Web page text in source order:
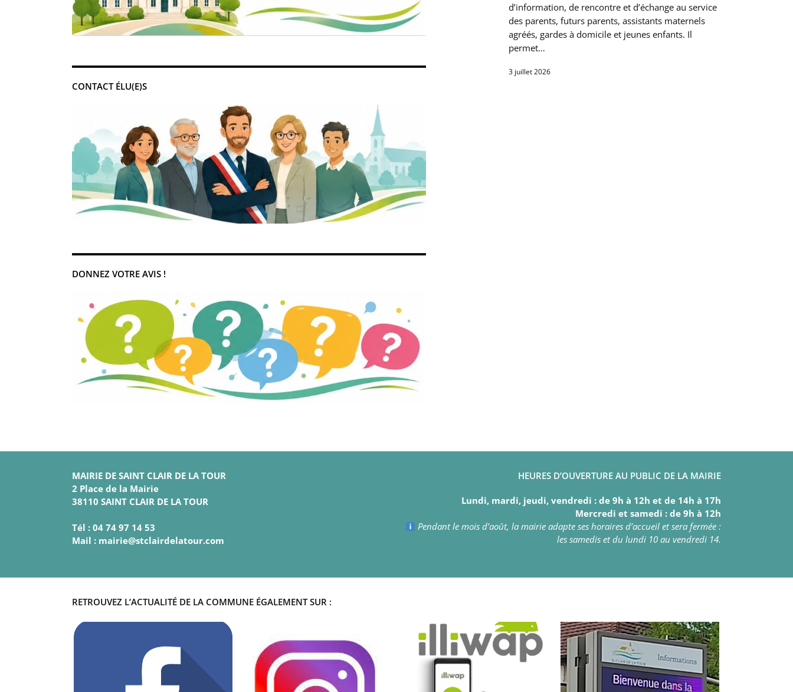
CONTACT ÉLU(E)S
DONNEZ VOTRE AVIS !
d’information, de rencontre et d’échange au service
des parents, futurs parents, assistants maternels
agréés, gardes à domicile et jeunes enfants. Il
permet…
3 juillet 2026
MAIRIE DE SAINT CLAIR DE LA TOUR
2 Place de la Mairie
38110 SAINT CLAIR DE LA TOUR
Tél : 04 74 97 14 53
Mail : mairie@stclairdelatour.com
HEURES D’OUVERTURE AU PUBLIC DE LA MAIRIE
Lundi, mardi, jeudi, vendredi : de 9h à 12h et de 14h à 17h
Mercredi et samedi : de 9h à 12h
Pendant le mois d’août, la mairie adapte ses horaires d’accueil et sera fermée :
les samedis et du lundi 10 au vendredi 14.
RETROUVEZ L’ACTUALITÉ DE LA COMMUNE ÉGALEMENT SUR :